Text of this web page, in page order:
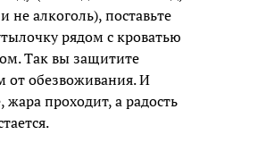
не алкоголь), поставьте
рядом с кроватью
Так вы защитите
от обезвоживания. И
проходит, а радость